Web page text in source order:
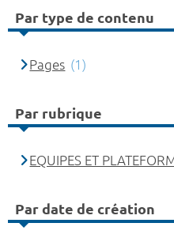
Par type de contenu
Pages (1)
Par rubrique
EQUIPES ET
Par date de création